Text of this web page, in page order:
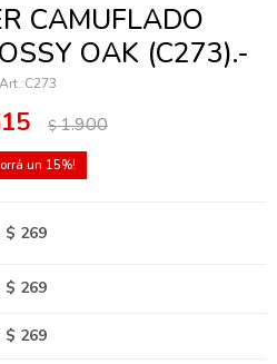
CAMUFLADO
OAK (C273).-
C273
$1.900
15
$ 269
$ 269
$ 269